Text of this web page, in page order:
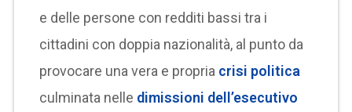
e delle persone con redditi bassi tra i
cittadini con doppia nazionalità, al punto da
provocare una vera e propria crisi politica
culminata nelle dimissioni dell’esecutivo